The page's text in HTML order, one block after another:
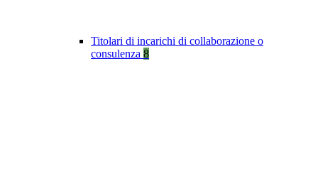
Titolari di incarichi di collaborazione o
consulenza 8